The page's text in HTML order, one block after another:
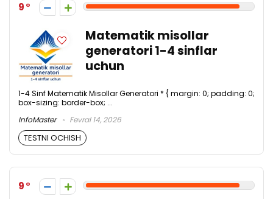
9
Matematik misollar
generatori 1-4 sinflar
uchun
1-4 Sinf Matematik Misollar Generatori * { margin: 0; padding: 0;
box-sizing: border-box; ...
InfoMaster
Fevral 14, 2026
TESTNI OCHISH
9